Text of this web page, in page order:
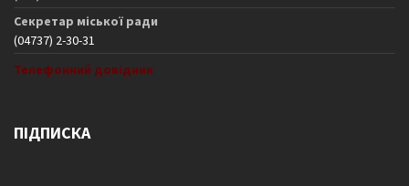
Секретар міської ради
(04737) 2-30-31
Телефонний довідник
ПІДПИСКА